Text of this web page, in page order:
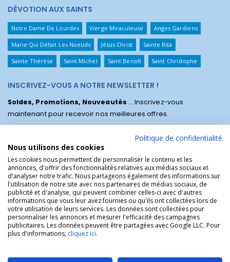
DÉVOTION AUX SAINTS
Notre Dame De Lourdes Vierge Miraculeuse Anges Gardiens
Marie Qui Défait Les Noeuds Jésus Christ Sainte Rita
Sainte Thérèse Saint Michel Saint Benoît Saint Christophe
INSCRIVEZ-VOUS A NOTRE NEWSLETTER !
Soldes, Promotions, Nouveautés ... Inscrivez-vous
maintenant pour recevoir nos meilleures offres.
La Boutique des Chrétiens © | La boutique religieuse chrétienne de
référence !.
Politique de confidentialité
Nous utilisons des cookies
Les cookies nous permettent de personnaliser le contenu et les
annonces, d'offrir des fonctionnalités relatives aux médias sociaux et
d'analyser notre trafic. Nous partageons également des informations sur
l'utilisation de notre site avec nos partenaires de médias sociaux, de
publicité et d'analyse, qui peuvent combiner celles-ci avec d'autres
informations que vous leur avez fournies ou qu'ils ont collectées lors de
votre utilisation de leurs services. Les données sont collectées pour
personnaliser les annonces et mesurer l'efficacité des campagnes
publicitaires. Les données peuvent être partagées avec Google LLC. Pour
plus d'informations, cliquez ici.